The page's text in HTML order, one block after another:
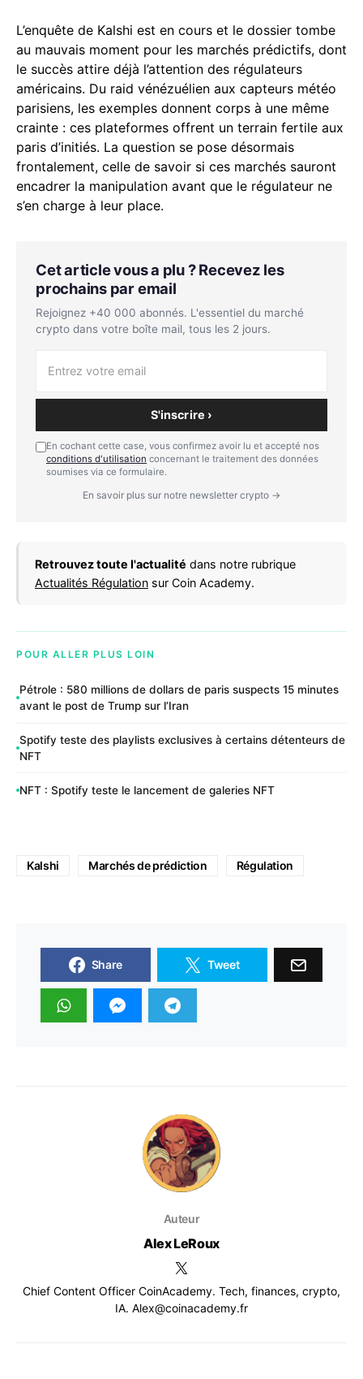
L’enquête de Kalshi est en cours et le dossier tombe
au mauvais moment pour les marchés prédictifs, dont
le succès attire déjà l’attention des régulateurs
américains. Du raid vénézuélien aux capteurs météo
parisiens, les exemples donnent corps à une même
crainte : ces plateformes offrent un terrain fertile aux
paris d’initiés. La question se pose désormais
frontalement, celle de savoir si ces marchés sauront
encadrer la manipulation avant que le régulateur ne
s’en charge à leur place.
Cet article vous a plu ? Recevez les
prochains par email
Rejoignez +40 000 abonnés. L'essentiel du marché
crypto dans votre boîte mail, tous les 2 jours.
S'inscrire ›
En cochant cette case, vous confirmez avoir lu et accepté nos
conditions d'utilisation concernant le traitement des données
soumises via ce formulaire.
En savoir plus sur notre newsletter crypto →
Retrouvez toute l'actualité dans notre rubrique
Actualités Régulation sur Coin Academy.
POUR ALLER PLUS LOIN
Pétrole : 580 millions de dollars de paris suspects 15 minutes
avant le post de Trump sur l’Iran
Spotify teste des playlists exclusives à certains détenteurs de
NFT
NFT : Spotify teste le lancement de galeries NFT
Kalshi Marchés de prédiction Régulation
Share Tweet
Auteur
Alex LeRoux
Chief Content Officer CoinAcademy. Tech, finances, crypto,
IA. Alex@coinacademy.fr